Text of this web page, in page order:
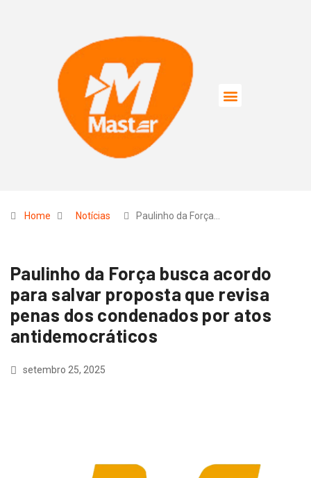
Home Notícias Paulinho da Força…
Paulinho da Força busca acordo
para salvar proposta que revisa
penas dos condenados por atos
antidemocráticos
setembro 25, 2025